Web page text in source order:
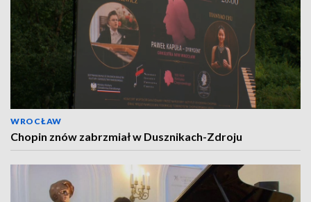
WROCŁAW
Chopin znów zabrzmiał w Dusznikach-Zdroju